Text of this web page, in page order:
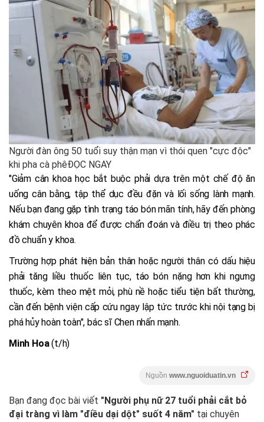
Người đàn ông 50 tuổi suy thận mạn vì thói quen "cực độc"
khi pha cà phêĐỌC NGAY
"Giảm cân khoa học bắt buộc phải dựa trên một chế độ ăn
uống cân bằng, tập thể dục đều đặn và lối sống lành mạnh.
Nếu bạn đang gặp tình trạng táo bón mãn tính, hãy đến phòng
khám chuyên khoa để được chẩn đoán và điều trị theo phác
đồ chuẩn y khoa.
Trường hợp phát hiện bản thân hoặc người thân có dấu hiệu
phải tăng liều thuốc liên tục, táo bón nặng hơn khi ngưng
thuốc, kèm theo mệt mỏi, phù nề hoặc tiểu tiện bất thường,
cần đến bệnh viện cấp cứu ngay lập tức trước khi nội tạng bị
phá hủy hoàn toàn", bác sĩ Chen nhấn mạnh.
Minh Hoa(t/h)
Nguồn www.nguoiduatin.vn
Bạn đang đọc bài viết "Người phụ nữ 27 tuổi phải cắt bỏ
đại tràng vì làm "điều dại dột" suốt 4 năm" tại chuyên